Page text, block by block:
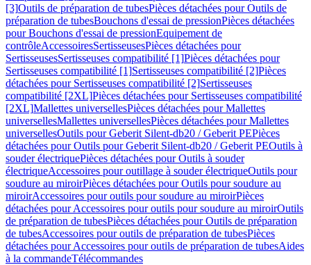
[3]Outils de préparation de tubesPièces détachées pour Outils de
préparation de tubesBouchons d'essai de pressionPièces détachées
pour Bouchons d'essai de pressionEquipement de
contrôleAccessoiresSertisseusesPièces détachées pour
SertisseusesSertisseuses compatibilité [1]Pièces détachées pour
Sertisseuses compatibilité [1]Sertisseuses compatibilité [2]Pièces
détachées pour Sertisseuses compatibilité [2]Sertisseuses
compatibilité [2XL]Pièces détachées pour Sertisseuses compatibilité
[2XL]Mallettes universellesPièces détachées pour Mallettes
universellesMallettes universellesPièces détachées pour Mallettes
universellesOutils pour Geberit Silent-db20 / Geberit PEPièces
détachées pour Outils pour Geberit Silent-db20 / Geberit PEOutils à
souder électriquePièces détachées pour Outils à souder
électriqueAccessoires pour outillage à souder électriqueOutils pour
soudure au miroirPièces détachées pour Outils pour soudure au
miroirAccessoires pour outils pour soudure au miroirPièces
détachées pour Accessoires pour outils pour soudure au miroirOutils
de préparation de tubesPièces détachées pour Outils de préparation
de tubesAccessoires pour outils de préparation de tubesPièces
détachées pour Accessoires pour outils de préparation de tubesAides
à la commandeTélécommandes